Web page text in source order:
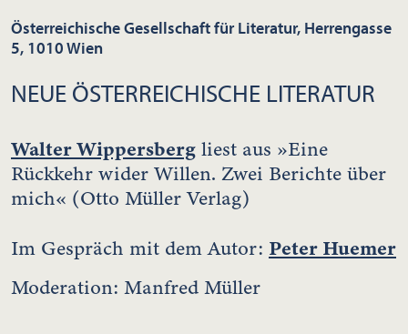
Österreichische Gesellschaft für Literatur, Herrengasse
5, 1010 Wien
NEUE ÖSTERREICHISCHE LITERATUR
Walter Wippersberg liest aus »Eine
Rückkehr wider Willen. Zwei Berichte über
mich« (Otto Müller Verlag)
Im Gespräch mit dem Autor: Peter Huemer
Moderation: Manfred Müller